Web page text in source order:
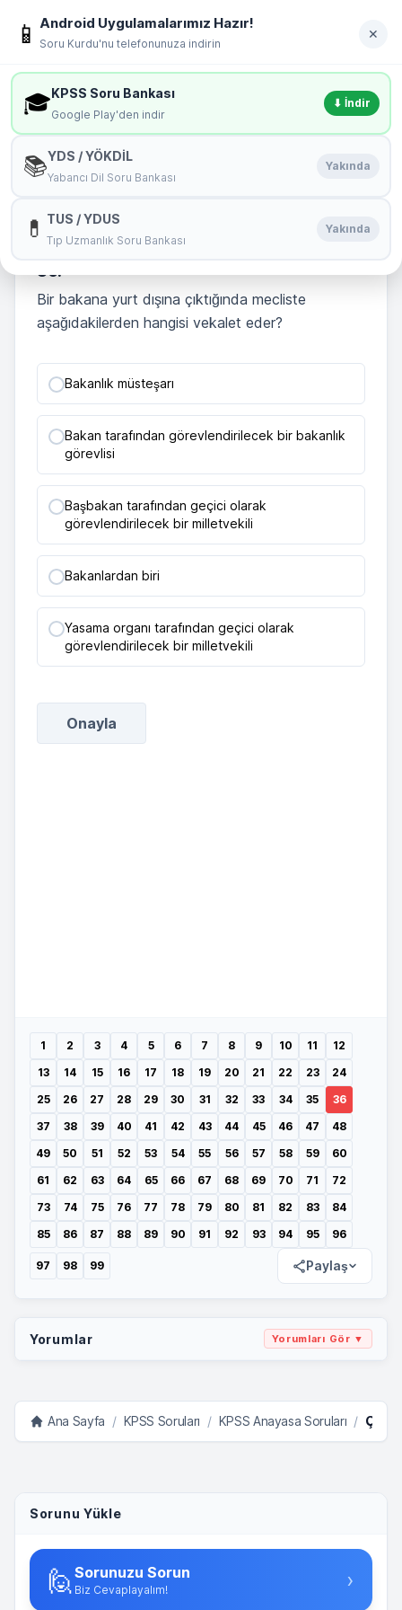
📱 Android Uygulamalarımız Hazır!
Soru Kurdu'nu telefonunuza indirin
✕
🎓KPSS Soru Bankası
Google Play'den indir
⬇ İndir
📚YDS / YÖKDİL
Yabancı Dil Soru Bankası
Yakında
💊 TUS / YDUS
Tıp Uzmanlık Soru Bankası
Yakında
sorukurdu
MENÜ
Sorunu Yükle
🙋 Sorunuzu Sorun
Biz Cevaplayalım! ›
Çıkması Muhtemel Sorular 36. Soru
36.
Bir bakana yurt dışına çıktığında mecliste
aşağıdakilerden hangisi vekalet eder?
Bakanlık müsteşarı
Bakan tarafından görevlendirilecek bir bakanlık
görevlisi
Başbakan tarafından geçici olarak
görevlendirilecek bir milletvekili
Bakanlardan biri
Yasama organı tarafından geçici olarak
görevlendirilecek bir milletvekili
Onayla
1 2 3 4 5 6 7 8 9 10 11
12
13
14 15 16 17 18 19 20 21 22 23
24
25
26 27 28 29 30 31 32 33 34 35
36
37
38 39 40 41 42 43 44 45 46 47
48
49
50 51 52 53 54 55 56 57 58 59
60
61
62 63 64 65 66 67 68 69 70 71
72
73
74 75 76 77 78 79 80 81 82 83
84
85
86 87 88 89 90 91 92 93 94 95 96
97 98 99 Paylaş
Yorumlar Yorumları Gör ▼
Ana Sayfa / KPSS Soruları / KPSS Anayasa Soruları /